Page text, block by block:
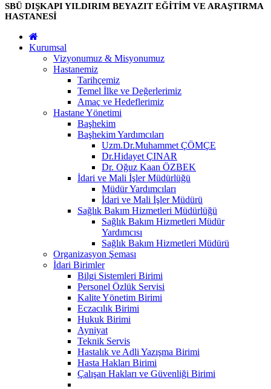
SBÜ DIŞKAPI YILDIRIM BEYAZIT EĞİTİM VE ARAŞTIRMA
HASTANESİ
Kurumsal
Vizyonumuz & Misyonumuz
Hastanemiz
Tarihçemiz
Temel İlke ve Değerlerimiz
Amaç ve Hedeflerimiz
Hastane Yönetimi
Başhekim
Başhekim Yardımcıları
Uzm.Dr.Muhammet ÇÖMÇE
Dr.Hidayet ÇINAR
Dr. Oğuz Kaan ÖZBEK
İdari ve Mali İşler Müdürlüğü
Müdür Yardımcıları
İdari ve Mali İşler Müdürü
Sağlık Bakım Hizmetleri Müdürlüğü
Sağlık Bakım Hizmetleri Müdür
Yardımcısı
Sağlık Bakım Hizmetleri Müdürü
Organizasyon Şeması
İdari Birimler
Bilgi Sistemleri Birimi
Personel Özlük Servisi
Kalite Yönetim Birimi
Eczacılık Birimi
Hukuk Birimi
Ayniyat
Teknik Servis
Hastalık ve Adli Yazışma Birimi
Hasta Hakları Birimi
Çalışan Hakları ve Güvenliği Birimi